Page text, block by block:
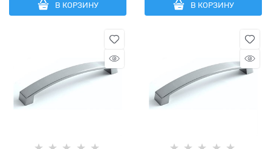
В КОРЗИНУ В КОРЗИНУ